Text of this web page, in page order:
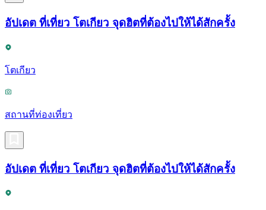
อัปเดต ที่เที่ยว โตเกียว จุดฮิตที่ต้องไปให้ได้สักครั้ง
โตเกียว
สถานที่ท่องเที่ยว
อัปเดต ที่เที่ยว โตเกียว จุดฮิตที่ต้องไปให้ได้สักครั้ง